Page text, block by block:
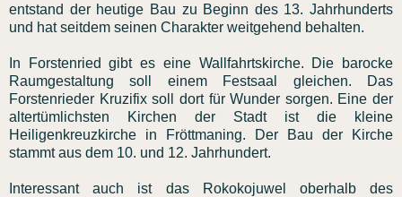
entstand der heutige Bau zu Beginn des 13. Jahrhunderts
und hat seitdem seinen Charakter weitgehend behalten.
In Forstenried gibt es eine Wallfahrtskirche. Die barocke
Raumgestaltung soll einem Festsaal gleichen. Das
Forstenrieder Kruzifix soll dort für Wunder sorgen. Eine der
altertümlichsten Kirchen der Stadt ist die kleine
Heiligenkreuzkirche in Fröttmaning. Der Bau der Kirche
stammt aus dem 10. und 12. Jahrhundert.
Interessant auch ist das Rokokojuwel oberhalb des